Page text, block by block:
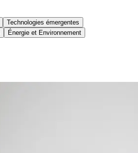
Technologies émergentes
Énergie et Environnement